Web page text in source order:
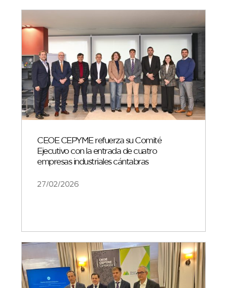
CEOE CEPYME refuerza su Comité
Ejecutivo con la entrada de cuatro
empresas industriales cántabras
27/02/2026